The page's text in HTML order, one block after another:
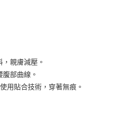
台北富邦商業銀行
台中商業銀行
親膚減壓。
部曲線。
用貼合技術，穿著無痕。